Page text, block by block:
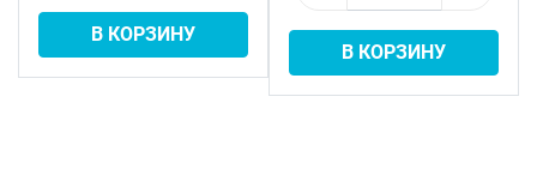
В КОРЗИНУ
В КОРЗИНУ